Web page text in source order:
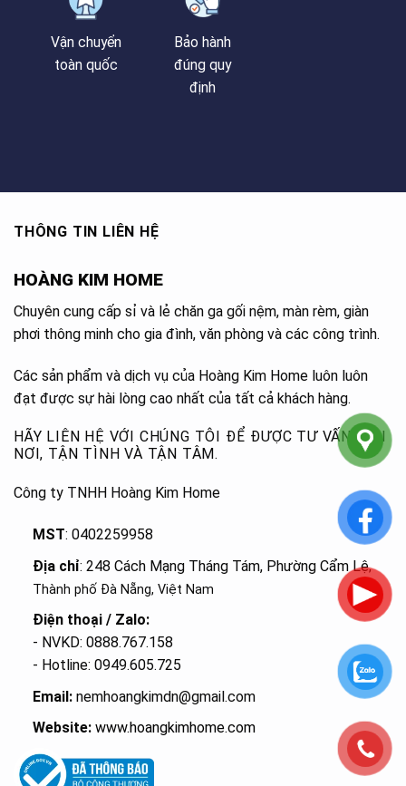
Vận chuyển
toàn quốc
Bảo hành
đúng quy
định
THÔNG TIN LIÊN HỆ
HOÀNG KIM HOME
Chuyên cung cấp sỉ và lẻ chăn ga gối nệm, màn rèm, giàn
phơi thông minh cho gia đình, văn phòng và các công trình.
Các sản phẩm và dịch vụ của Hoàng Kim Home luôn luôn
đạt được sự hài lòng cao nhất của tất cả khách hàng.
HÃY LIÊN HỆ VỚI CHÚNG TÔI ĐỂ ĐƯỢC TƯ VẤN TẬN
NƠI, TẬN TÌNH VÀ TẬN TÂM.
Công ty TNHH Hoàng Kim Home
MST: 0402259958
Địa chỉ: 248 Cách Mạng Tháng Tám, Phường Cẩm Lệ,
Thành phố Đà Nẵng, Việt Nam
Điện thoại / Zalo:
- NVKD: 0888.767.158
- Hotline: 0949.605.725
Email:nemhoangkimdn@gmail.com
Website: www.hoangkimhome.com